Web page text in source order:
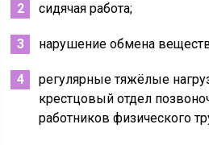
сидячая работа;
нарушение обмена
регулярные тяжёлые
крестцовый отдел
работников физического